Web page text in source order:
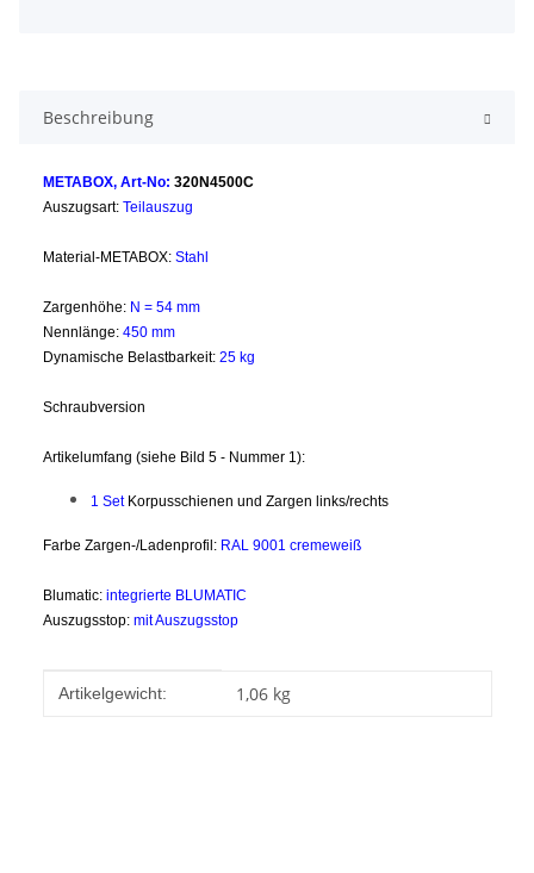
Beschreibung
METABOX, Art-No: 320N4500C
Auszugsart: Teilauszug
Material-METABOX: Stahl
Zargenhöhe: N = 54 mm
Nennlänge: 450 mm
Dynamische Belastbarkeit: 25 kg
Schraubversion
Artikelumfang (siehe Bild 5 - Nummer 1):
1 Set Korpusschienen und Zargen links/rechts
Farbe Zargen-/Ladenprofil: RAL 9001 cremeweiß
Blumatic: integrierte BLUMATIC
Auszugsstop: mit Auszugsstop
Produkteigenschaft
Wert
Artikelgewicht: 1,06 kg